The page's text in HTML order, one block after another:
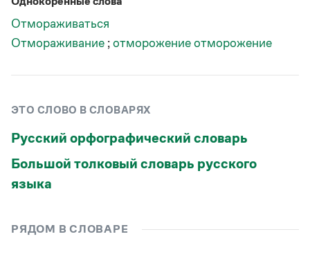
Статьи
Монологи
Лекции и подкасты
Учебник Грамоты
Правила русского языка: от азов до тонкостей
Интерактивные упражнения: от простого к сложному
Издательство
Отмораживаться
Отмораживание ; отморожение отморожение
ЭТО СЛОВО В СЛОВАРЯХ
Русский орфографический словарь
Большой толковый словарь русского
языка
РЯДОМ В СЛОВАРЕ